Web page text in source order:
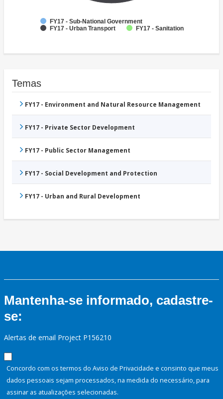
FY17 - Sub-National Government
FY17 - Urban Transport
FY17 - Sanitation
Temas
FY17 - Environment and Natural Resource Management
FY17 - Private Sector Development
FY17 - Public Sector Management
FY17 - Social Development and Protection
FY17 - Urban and Rural Development
Mantenha-se informado, cadastre-
se:
Alertas de email Project P156210
Concordo com os termos do Aviso de Privacidade e consinto que meus
dados pessoais sejam processados, na medida do necessário, para
assinar as atualizações selecionadas.